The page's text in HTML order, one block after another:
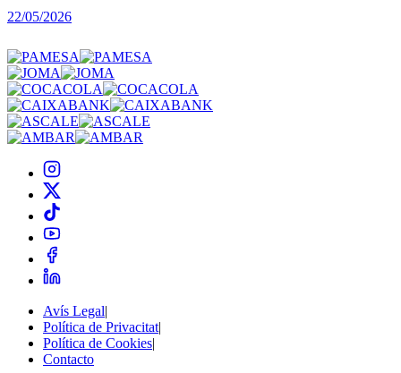
22/05/2026
Avís Legal|
Política de Privacitat|
Política de Cookies|
Contacto